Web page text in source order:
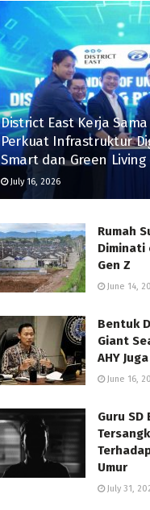
District East Kerja
Perkuat Infrastruktur
Smart dan Green Living
July 16, 2026
Rumah
Diminati
Gen Z
June 14,
Bentuk
Giant
AHY
June 16,
Guru SD
Umur
July 31,